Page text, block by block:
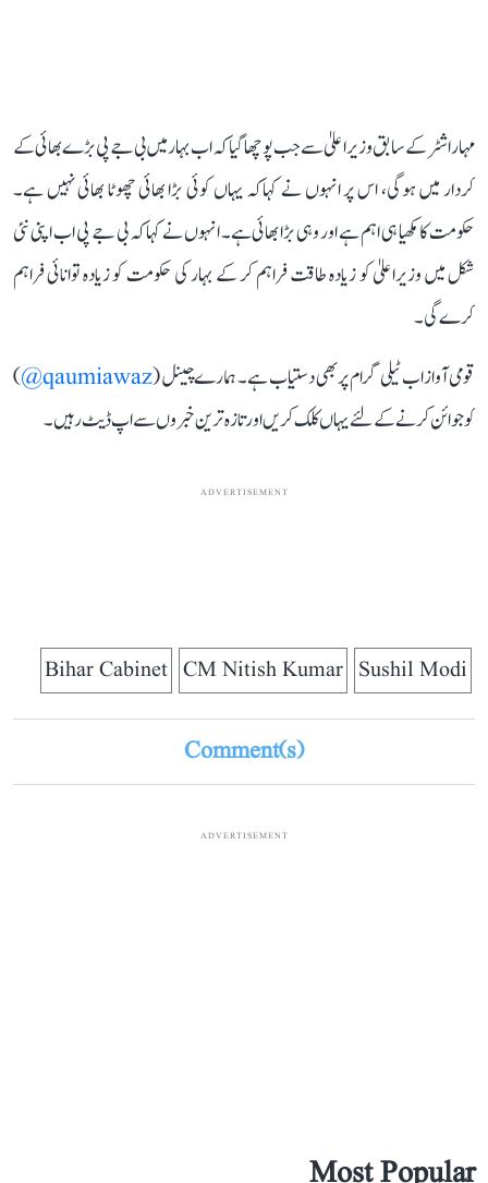
مہاراشٹر کے سابق وزیراعلیٰ سے جب پوچھاگیا کہ اب بہار میں بی جے پی بڑے بھائی کے
کردار میں ہوگی، اس پر انہوں نے کہاکہ یہاں کوئی بڑا بھائی چھوٹا بھائی نہیں ہے۔
حکومت کا مکھیا ہی اہم ہے اور وہی بڑا بھائی ہے۔ انہوں نے کہاکہ بی جے پی اب اپنی نئی
شکل میں وزیراعلیٰ کو زیادہ طاقت فراہم کر کے بہار کی حکومت کو زیادہ توانائی فراہم
کرے گی۔
قومی آواز اب ٹیلی گرام پر بھی دستیاب ہے۔ ہمارے چینل (qaumiawaz@
)
کو جوائن کرنے کے لئے یہاں کلک کریں اور تازہ ترین خبروں سے اپ ڈیٹ رہیں۔
ADVERTISEMENT
Sushil Modi
CM Nitish Kumar
Bihar Cabinet
Comment(s)
ADVERTISEMENT
Most Popular